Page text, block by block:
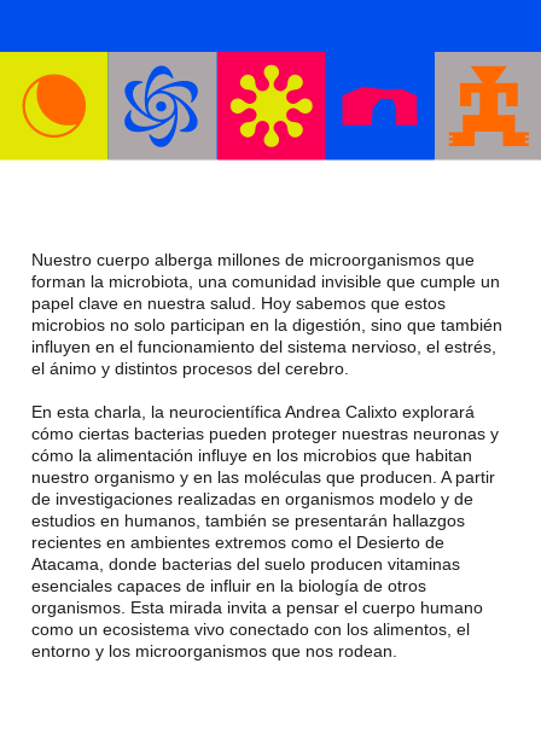
Nuestro cuerpo alberga millones de microorganismos que
forman la microbiota, una comunidad invisible que cumple un
papel clave en nuestra salud. Hoy sabemos que estos
microbios no solo participan en la digestión, sino que también
influyen en el funcionamiento del sistema nervioso, el estrés,
el ánimo y distintos procesos del cerebro.
En esta charla, la neurocientífica Andrea Calixto explorará
cómo ciertas bacterias pueden proteger nuestras neuronas y
cómo la alimentación influye en los microbios que habitan
nuestro organismo y en las moléculas que producen. A partir
de investigaciones realizadas en organismos modelo y de
estudios en humanos, también se presentarán hallazgos
recientes en ambientes extremos como el Desierto de
Atacama, donde bacterias del suelo producen vitaminas
esenciales capaces de influir en la biología de otros
organismos. Esta mirada invita a pensar el cuerpo humano
como un ecosistema vivo conectado con los alimentos, el
entorno y los microorganismos que nos rodean.